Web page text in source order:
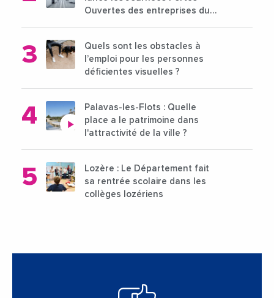
Ouvertes des entreprises du
Quels sont les obstacles à
l’emploi pour les personnes
déficientes visuelles ?
Palavas-les-Flots : Quelle
place a le patrimoine dans
l'attractivité de la ville ?
Lozère : Le Département fait
sa rentrée scolaire dans les
collèges lozériens